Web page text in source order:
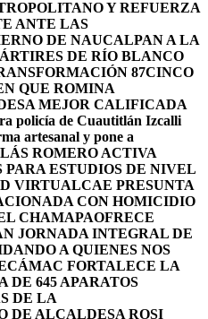
Y REFUERZA
ANTE LAS
DE NAUCALPAN A LA
DE RÍO BLANCO
87CINCO
QUE ROMINA
MEJOR CALIFICADA
policía de Cuautitlán Izcalli
artesanal y pone a
ROMERO ACTIVA
PARA ESTUDIOS DE NIVEL
VIRTUALCAE PRESUNTA
CON HOMICIDIO
CHAMAPAOFRECE
JORNADA INTEGRAL DE
A QUIENES NOS
FORTALECE LA
DE 645 APARATOS
DE LA
DE ALCALDESA ROSI